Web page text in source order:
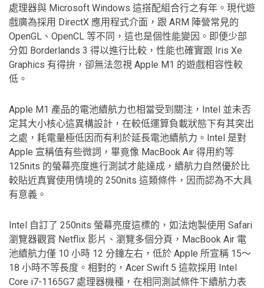
處理器與 Microsoft Windows 這搭配組合行之有年。現代遊
戲廣為採用 DirectX 應用程式介面，跟 ARM 陣營常見的
OpenGL、OpenCL 等不同，這也是個性能變因。即便少部
分如 Borderlands 3 得以進行比較，性能也確實跟 Iris Xe
Graphics 有得拚，卻無法忽視 Apple M1 的遊戲相容性較
低。
Apple M1 產品的電池續航力也相當受到關注，Intel 並未否
定其大小核心這異構設計，在較低運算負載狀態下有其突出
之處，耗電量極低因而有利於延長電池續航力。Intel 是對
Apple 宣稱值有些微詞，畢竟像 MacBook Air 得用約等
125nits 的螢幕亮度進行測試才能達成，續航力自然優於比
較貼近真實使用情境的 250nits 這類條件，因而認為不大具
有意義。
Intel 自訂了 250nits 螢幕亮度這標的，如法炮製使用 Safari
瀏覽器觀賞 Netflix 影片、瀏覽多個分頁，MacBook Air 電
池續航力僅 10 小時 12 分鐘左右，低於 Apple 所宣稱 15～
18 小時不等長度。相對的，Acer Swift 5 這款採用 Intel
Core i7-1165G7 處理器機種，在相同測試條件下續航力表